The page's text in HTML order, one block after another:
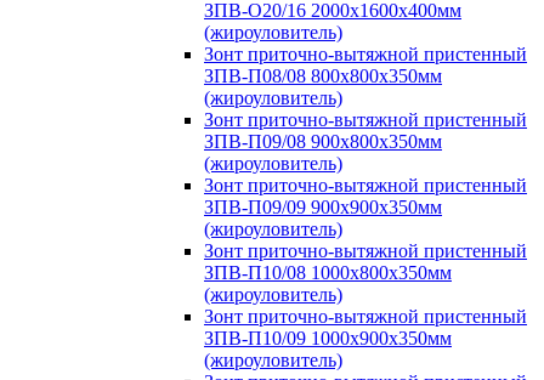
ЗПВ-О20/16 2000х1600х400мм
(жироуловитель)
Зонт приточно-вытяжной пристенный
ЗПВ-П08/08 800х800х350мм
(жироуловитель)
Зонт приточно-вытяжной пристенный
ЗПВ-П09/08 900х800х350мм
(жироуловитель)
Зонт приточно-вытяжной пристенный
ЗПВ-П09/09 900х900х350мм
(жироуловитель)
Зонт приточно-вытяжной пристенный
ЗПВ-П10/08 1000х800х350мм
(жироуловитель)
Зонт приточно-вытяжной пристенный
ЗПВ-П10/09 1000х900х350мм
(жироуловитель)